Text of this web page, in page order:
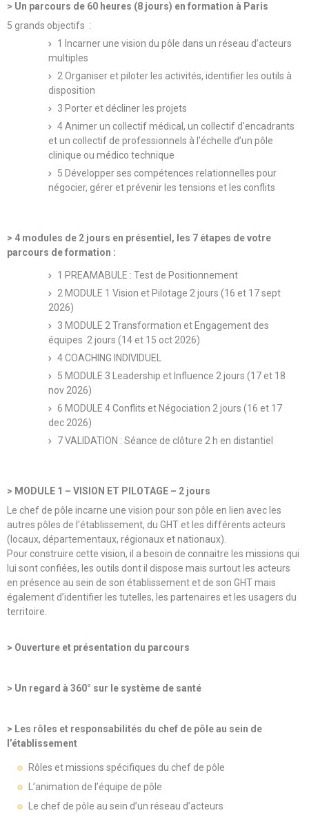
> Un parcours de 60 heures (8 jours) en formation à Paris
5 grands objectifs :
1 Incarner une vision du pôle dans un réseau d’acteurs
multiples
2 Organiser et piloter les activités, identifier les outils à
disposition
3 Porter et décliner les projets
4 Animer un collectif médical, un collectif d’encadrants
et un collectif de professionnels à l’échelle d’un pôle
clinique ou médico technique
5 Développer ses compétences relationnelles pour
négocier, gérer et prévenir les tensions et les conflits
> 4 modules de 2 jours en présentiel, les 7 étapes de votre
parcours de formation :
1 PREAMABULE : Test de Positionnement
2 MODULE 1 Vision et Pilotage 2 jours (16 et 17 sept
2026)
3 MODULE 2 Transformation et Engagement des
équipes 2 jours (14 et 15 oct 2026)
4 COACHING INDIVIDUEL
5 MODULE 3 Leadership et Influence 2 jours (17 et 18
nov 2026)
6 MODULE 4 Conflits et Négociation 2 jours (16 et 17
dec 2026)
7 VALIDATION : Séance de clôture 2 h en distantiel
> MODULE 1 – VISION ET PILOTAGE – 2 jours
Le chef de pôle incarne une vision pour son pôle en lien avec les
autres pôles de l’établissement, du GHT et les différents acteurs
(locaux, départementaux, régionaux et nationaux).
Pour construire cette vision, il a besoin de connaitre les missions qui
lui sont confiées, les outils dont il dispose mais surtout les acteurs
en présence au sein de son établissement et de son GHT mais
également d’identifier les tutelles, les partenaires et les usagers du
territoire.
> Ouverture et présentation du parcours
> Un regard à 360° sur le système de santé
> Les rôles et responsabilités du chef de pôle au sein de
l’établissement
Rôles et missions spécifiques du chef de pôle
L’animation de l’équipe de pôle
Le chef de pôle au sein d’un réseau d’acteurs